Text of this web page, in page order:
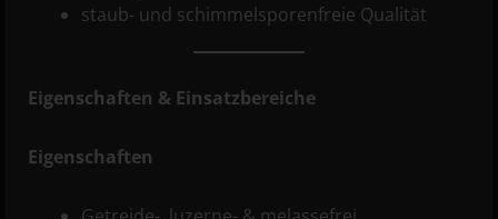
staub- und schimmelsporenfreie Qualität
Eigenschaften & Einsatzbereiche
Eigenschaften